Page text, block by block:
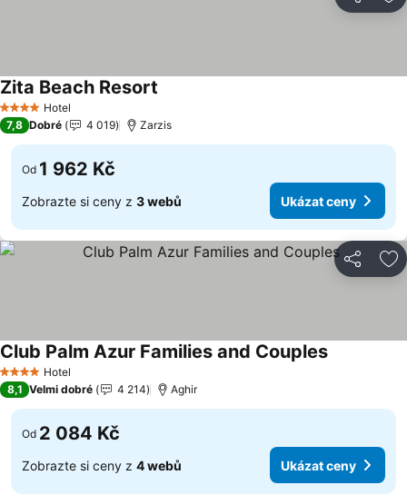
4 Počet hvězdiček
Hotel
Zita Beach Resort
7,8 Dobré 4 019 Zarzis
Od 1 962 Kč
Zobrazte si ceny z 3 webů Ukázat ceny
Sdílet
4 Počet hvězdiček
Hotel
Club Palm Azur Families and CouplesUkázat
8,1 Velmi dobré 4 214 Aghir
Od 2 084 Kč
Zobrazte si ceny z 4 webů Ukázat ceny